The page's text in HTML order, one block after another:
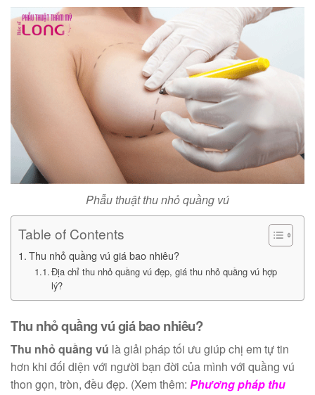
Phẫu thuật thu nhỏ quầng vú
Table of Contents
Thu nhỏ quầng vú giá bao nhiêu?
Địa chỉ thu nhỏ quầng vú đẹp, giá thu nhỏ quầng vú hợp
lý?
Thu nhỏ quầng vú giá bao nhiêu?
Thu nhỏ quầng vú là giải pháp tối ưu giúp chị em tự tin
hơn khi đối diện với người bạn đời của mình với quầng vú
thon gọn, tròn, đều đẹp. (Xem thêm: Phương pháp thu